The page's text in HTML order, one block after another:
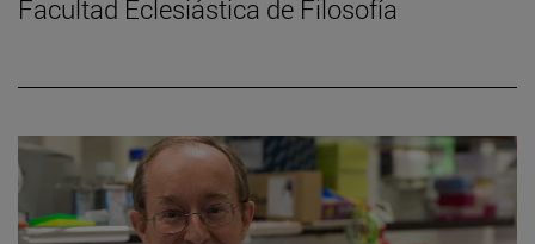
Facultad Eclesiástica de Filosofía